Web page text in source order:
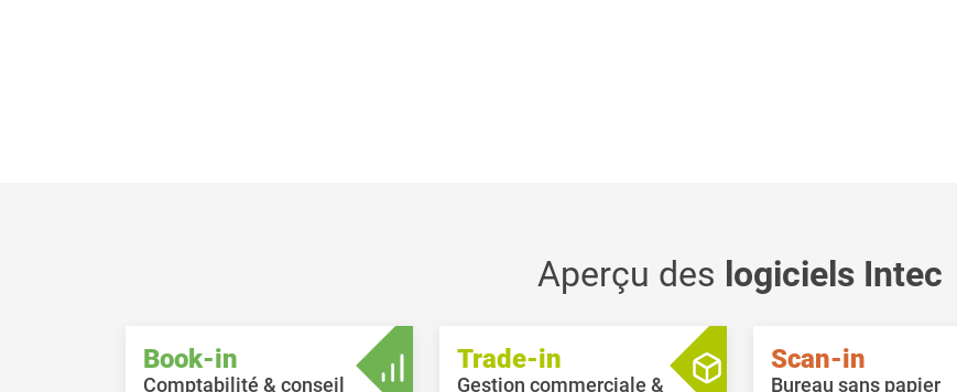
Aperçu des logiciels Intec
Book-in
Comptabilité & conseil
Trade-in
Gestion commerciale &
Scan-in
Bureau sans papier